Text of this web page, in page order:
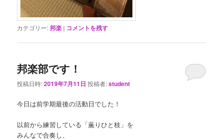
カテゴリー:邦楽 | コメントを残す
邦楽部です！
投稿日時:2019年7月11日 投稿者:student
今日は前学期最後の活動日でした！
以前から練習している「薫りひと枝」を
みんなで合奏し、